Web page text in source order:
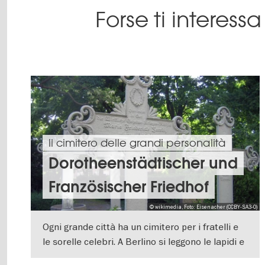
Forse ti
© wikimedia, Foto: Eisenacher (CCBY-SA3-0)
Il cimitero delle grandi personalità
Dorotheenstädtischer und
Französischer Friedhof
Ogni grande città ha un cimitero per i fratelli e
le sorelle celebri. A Berlino si leggono le lapidi e
le targhe commemorative nel cimitero